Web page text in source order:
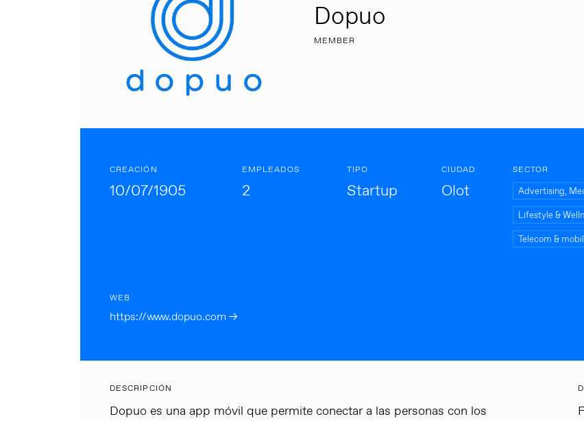
Dopuo
MEMBER
CREACIÓN
10/07/1905
EMPLEADOS
2
TIPO
Startup
CIUDAD
Olot
SECTOR
Advertising,
Lifestyle &
Telecom &
WEB
https://www.dopuo.com →
DESCRIPCIÓN
Dopuo es una app móvil que permite conectar a las personas con los